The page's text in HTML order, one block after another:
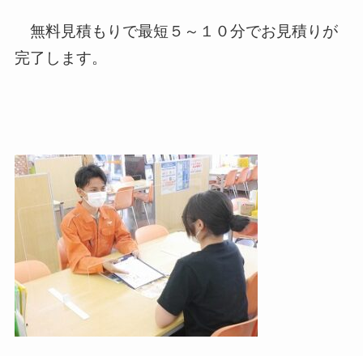
無料見積もりで最短５～１０分でお見積りが
完了します。